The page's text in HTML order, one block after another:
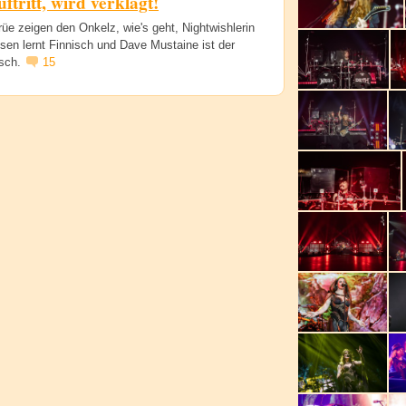
zeigen den Onkelz, wie's geht, Nightwishlerin
lernt Finnisch und Dave Mustaine ist der
15